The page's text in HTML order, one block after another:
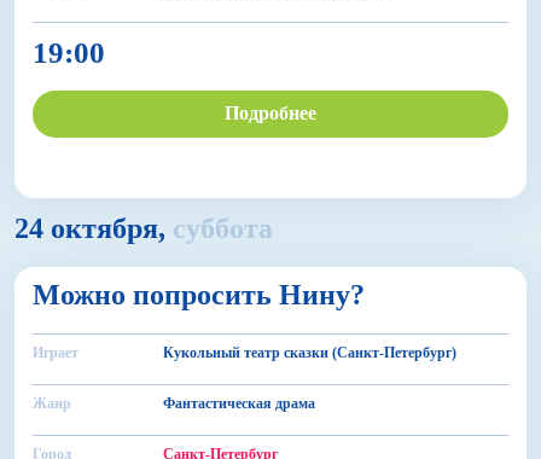
19:00
Подробнее
24 октября, суббота
6+
Можно попросить Нину?
Играет Кукольный театр сказки (Санкт-Петербург)
Жанр Фантастическая драма
Город Санкт-Петербург